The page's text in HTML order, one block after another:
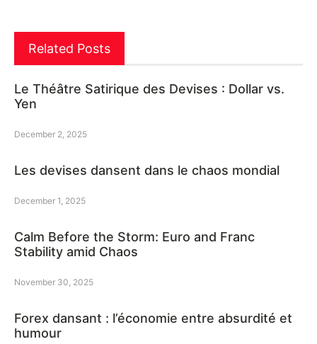
Related Posts
Le Théâtre Satirique des Devises : Dollar vs.
Yen
December 2, 2025
Les devises dansent dans le chaos mondial
December 1, 2025
Calm Before the Storm: Euro and Franc
Stability amid Chaos
November 30, 2025
Forex dansant : l’économie entre absurdité et
humour